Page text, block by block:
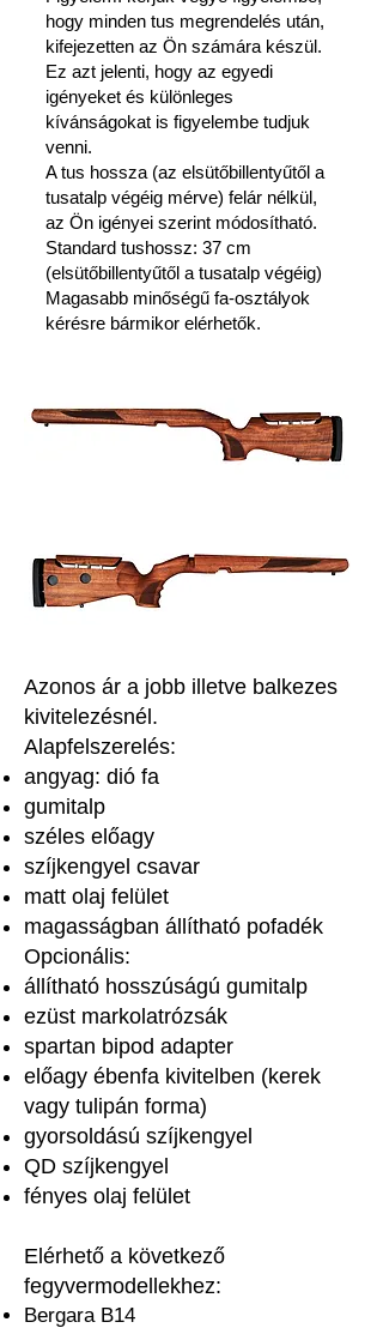
hogy minden tus megrendelés után,
kifejezetten az Ön számára készül.
Ez azt jelenti, hogy az egyedi
igényeket és különleges
kívánságokat is figyelembe tudjuk
venni.
A tus hossza (az elsütőbillentyűtől a
tusatalp végéig mérve) felár nélkül,
az Ön igényei szerint módosítható.
Standard tushossz: 37 cm
(elsütőbillentyűtől a tusatalp végéig)
Magasabb minőségű fa-osztályok
kérésre bármikor elérhetők.
Azonos ár a jobb illetve balkezes
kivitelezésnél.
Alapfelszerelés:
angyag: dió fa
gumitalp
széles előagy
szíjkengyel csavar
matt olaj felület
magasságban állítható pofadék
Opcionális:
állítható hosszúságú gumitalp
ezüst markolatrózsák
spartan bipod adapter
előagy ébenfa kivitelben (kerek
vagy tulipán forma)
gyorsoldású szíjkengyel
QD szíjkengyel
fényes olaj felület
Elérhető a következő
fegyvermodellekhez:
Bergara B14